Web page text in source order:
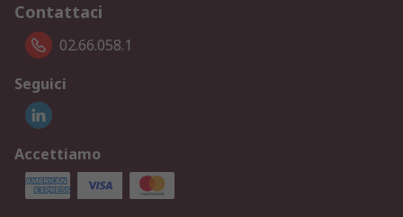
Contattaci
02.66.058.1
Seguici
Accettiamo